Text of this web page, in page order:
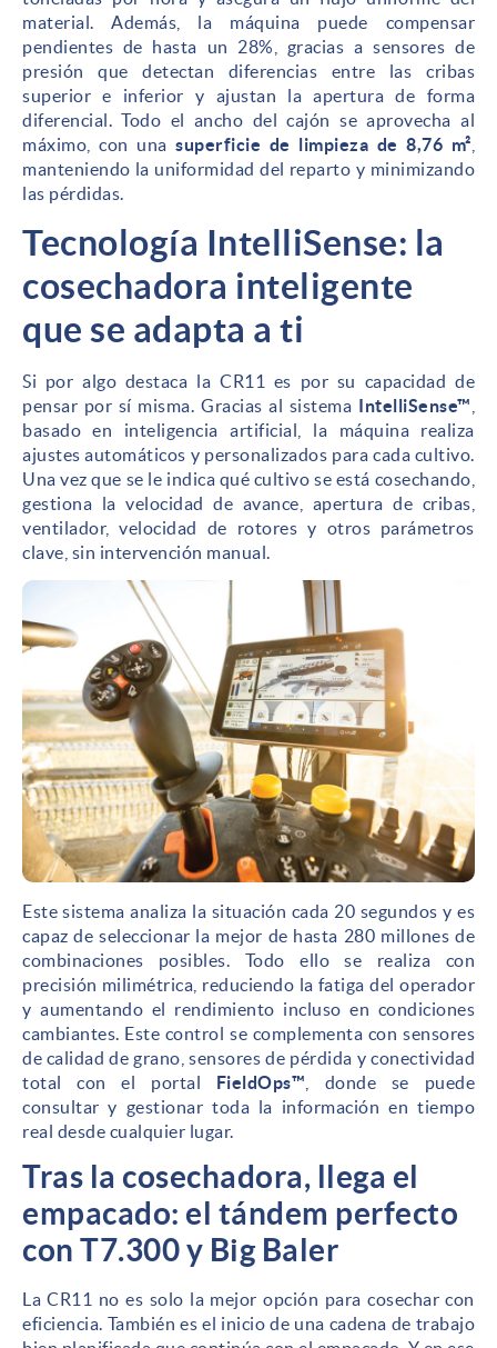
material. Además, la máquina puede compensar
pendientes de hasta un 28%, gracias a sensores de
presión que detectan diferencias entre las cribas
superior e inferior y ajustan la apertura de forma
diferencial. Todo el ancho del cajón se aprovecha al
máximo, con una superficie de limpieza de 8,76 m²
manteniendo la uniformidad del reparto y minimizando
las pérdidas.
Tecnología IntelliSense: la
cosechadora inteligente
que se adapta a ti
Si por algo destaca la CR11 es por su capacidad de
pensar por sí misma. Gracias al sistema IntelliSense™
basado en inteligencia artificial, la máquina realiza
ajustes automáticos y personalizados para cada cultivo.
Una vez que se le indica qué cultivo se está cosechando,
gestiona la velocidad de avance, apertura de cribas,
ventilador, velocidad de rotores y otros parámetros
clave, sin intervención manual.
Este sistema analiza la situación cada 20 segundos y es
capaz de seleccionar la mejor de hasta 280 millones de
combinaciones posibles. Todo ello se realiza con
precisión milimétrica, reduciendo la fatiga del operador
y aumentando el rendimiento incluso en condiciones
cambiantes. Este control se complementa con sensores
de calidad de grano, sensores de pérdida y conectividad
total con el portal FieldOps™ , donde se puede
consultar y gestionar toda la información en tiempo
real desde cualquier lugar.
Tras la cosechadora, llega el
empacado: el tándem perfecto
con T7.300 y Big Baler
La CR11 no es solo la mejor opción para cosechar con
eficiencia. También es el inicio de una cadena de trabajo